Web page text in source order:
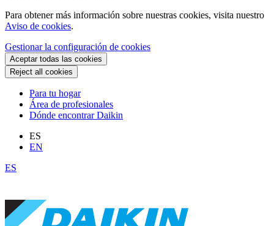
Para obtener más información sobre nuestras cookies, visita nuestro
Aviso de cookies.
Gestionar la configuración de cookies
Aceptar todas las cookies
Reject all cookies
Para tu hogar
Área de profesionales
Dónde encontrar Daikin
ES
EN
ES